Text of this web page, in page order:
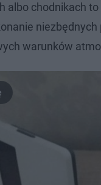
albo chodnikach
warunków